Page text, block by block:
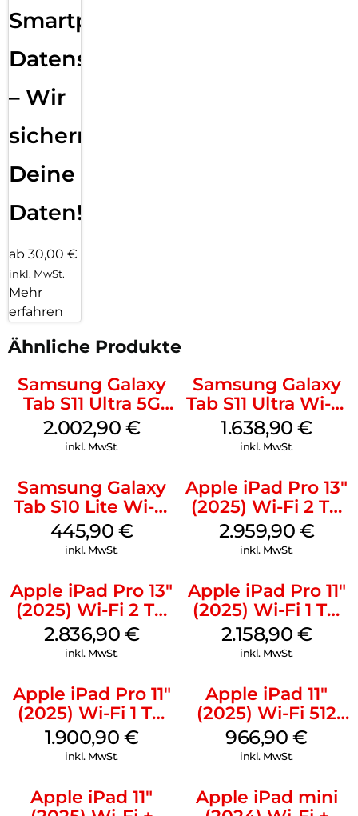
Smartphone
Datensicherung
– Wir
sichern
Deine
Daten!
ab 30,00 €
inkl. MwSt.
Mehr
erfahren
Ähnliche Produkte
Samsung Galaxy
Tab S11 Ultra 5G
512 GB Gray
2.002,90 €
inkl. MwSt.
Samsung Galaxy
Tab S11 Ultra Wi-Fi
512 GB Gray
1.638,90€
inkl. MwSt.
Samsung Galaxy
Tab S10 Lite Wi-Fi
128 GB Gray
445,90 €
inkl. MwSt.
Apple iPad Pro 13″
(2025) Wi-Fi 2 TB
Nanotexturglas
Space Schwarz
2.959,90 €
inkl. MwSt.
Apple iPad Pro 13″
(2025) Wi-Fi 2 TB
Standardglas
Silber
2.836,90 €
inkl. MwSt.
Apple iPad Pro 11″
(2025) Wi-Fi 1 TB
Nanotexturglas
Silber
2.158,90 €
inkl. MwSt.
Apple iPad Pro 11″
(2025) Wi-Fi 1 TB
Standardglas
Silber
1.900,90 €
inkl. MwSt.
Apple iPad 11″
(2025) Wi-Fi 512
GB Gelb
966,90€
inkl. MwSt.
Apple iPad 11″
Apple iPad mini